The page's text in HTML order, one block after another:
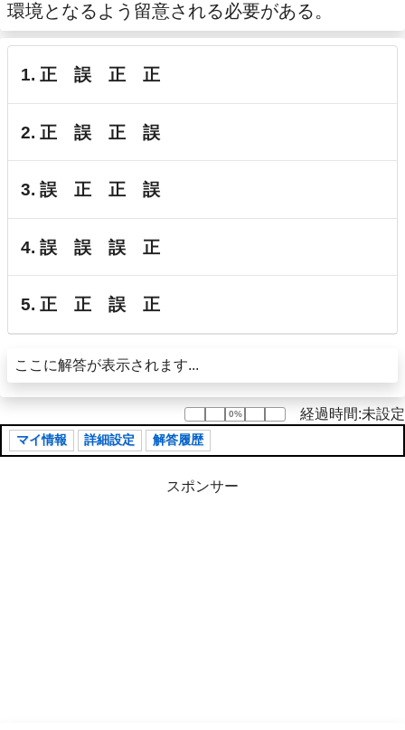
環境となるよう留意される必要がある。
1. 正 誤 正 正
2. 正 誤 正 誤
3. 誤 正 正 誤
4. 誤 誤 誤 正
5. 正 正 誤 正
ここに解答が表示されます...
0%
0% 経過時間:未設定
マイ情報 詳細設定 解答履歴
スポンサー